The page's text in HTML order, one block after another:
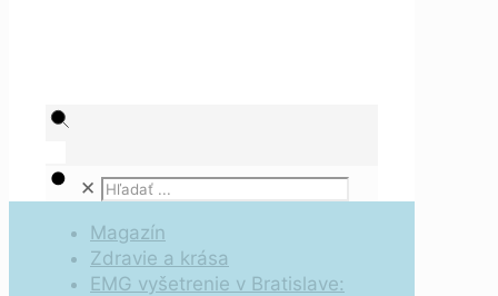
✕
Magazín
Zdravie a krása
EMG vyšetrenie v Bratislave: